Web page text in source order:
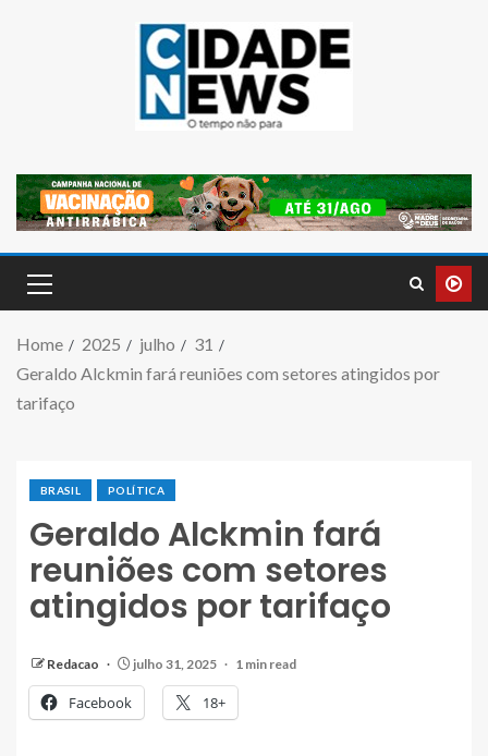
Home 2025 julho
31
Geraldo Alckmin fará reuniões com setores atingidos por
tarifaço
BRASIL POLÍTICA
Geraldo Alckmin fará
reuniões com setores
atingidos por tarifaço
Redacao julho 31, 2025 1 min read
Facebook 18+